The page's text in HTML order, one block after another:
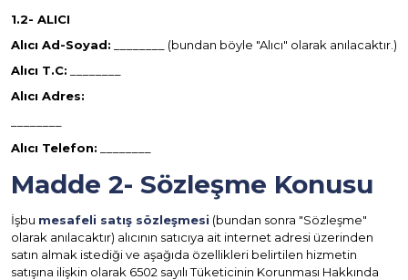
1.2- ALICI
Alıcı Ad-Soyad: ________ (bundan böyle "Alıcı" olarak anılacaktır.)
Alıcı T.C:
Alıcı Adres:
Alıcı Telefon:
Madde 2- Sözleşme Konusu
İşbu mesafeli satış sözleşmesi (bundan sonra "Sözleşme"
olarak anılacaktır) alıcının satıcıya ait internet adresi üzerinden
satın almak istediği ve aşağıda özellikleri belirtilen hizmetin
satışına ilişkin olarak 6502 sayılı Tüketicinin Korunması Hakkında